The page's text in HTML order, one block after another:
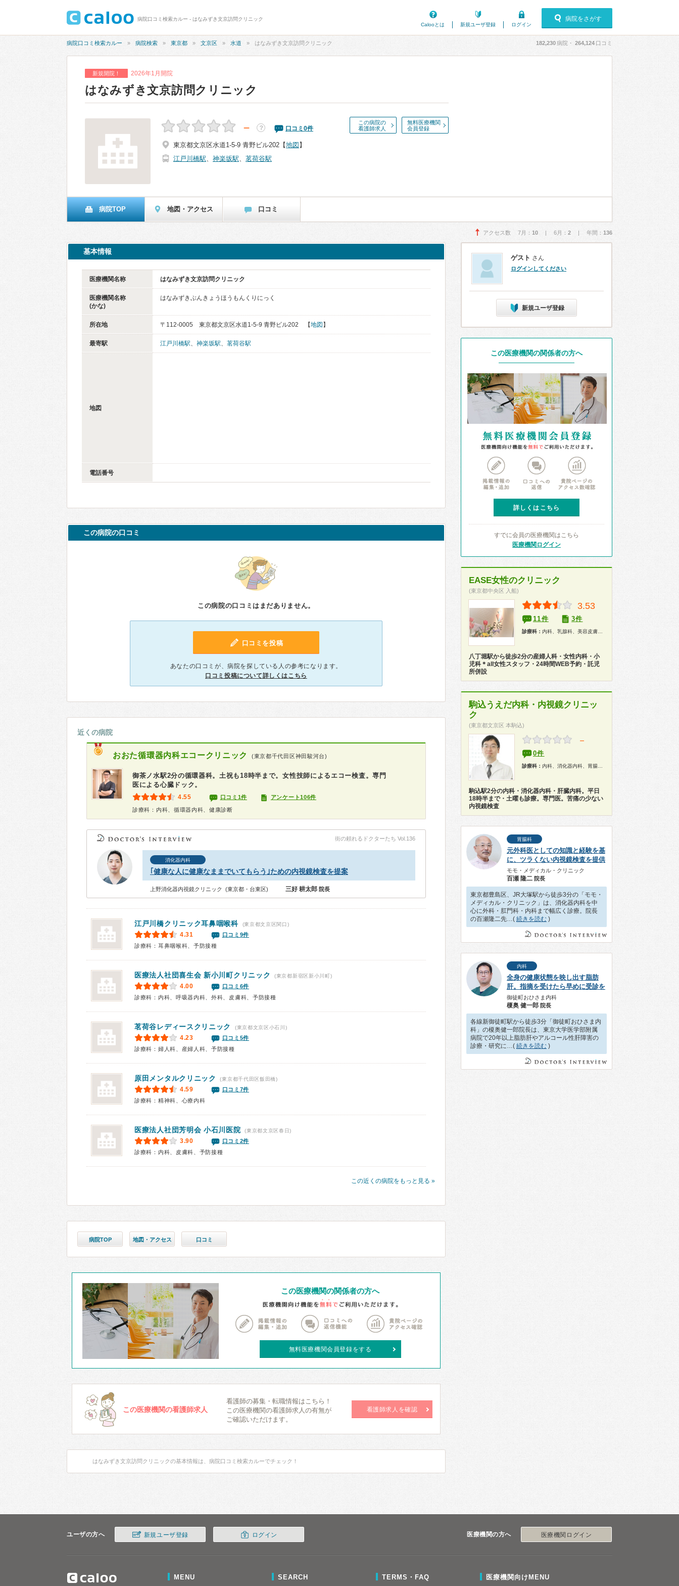
病院口コミ検索カルー - はなみずき文京訪問クリニック
Calooとは
新規ユーザ登録 ログイン
病院をさがす
病院口コミ検索カルー 病院検索 東京都 文京区 水道 はなみずき文京訪問クリニック 182,230病院・ 264,124 口コミ
新規開院！ 2026年1月開院
はなみずき文京訪問クリニック
この病院の
看護師求人
無料医療機関
会員登録
－ ？ 口コミ 0件
東京都文京区水道1-5-9 青野ビル202 【地図 】
江戸川橋駅、 神楽坂駅、 茗荷谷駅
病院TOP 地図・アクセス 口コミ
アクセス数 7月： 10 | 6月： 2 | 年間： 136
基本情報
医療機関名称 はなみずき文京訪問クリニック
医療機関名称
(かな)
はなみずきぶんきょうほうもんくりにっく
所在地 〒112-0005 東京都文京区水道1-5-9 青野ビル202 【地図 】
最寄駅 江戸川橋駅、 神楽坂駅、 茗荷谷駅
地図
電話番号
この病院の口コミ
この病院の口コミはまだありません。
口コミを投稿
あなたの口コミが、病院を探している人の参考になります。
口コミ投稿について詳しくはこちら
近くの病院
おおた循環器内科エコークリニック (東京都千代田区神田駿河台)
御茶ノ水駅2分の循環器科。土祝も18時半まで。女性技師によるエコー検査。専門
医による心臓ドック。
4.55 口コミ1件 アンケート106件
診療科：内科、循環器内科、健康診断
街の頼れるドクターたち Vol.136
消化器内科
｢健康な人に健康なままでいてもらう｣ための内視鏡検査を提案
上野消化器内視鏡クリニック (東京都・台東区) 三好 耕太郎 院長
江戸川橋クリニック耳鼻咽喉科 (東京都文京区関口)
4.31
口コミ9件
診療科：耳鼻咽喉科、予防接種
医療法人社団喜生会 新小川町クリニック (東京都新宿区新小川町)
4.00
口コミ6件
診療科：内科、呼吸器内科、外科、皮膚科、予防接種
茗荷谷レディースクリニック (東京都文京区小石川)
4.23
口コミ5件
診療科：婦人科、産婦人科、予防接種
原田メンタルクリニック (東京都千代田区飯田橋)
4.59
口コミ7件
診療科：精神科、心療内科
医療法人社団芳明会 小石川医院 (東京都文京区春日)
3.90
口コミ2件
診療科：内科、皮膚科、予防接種
この近くの病院をもっと見る »
病院TOP 地図・アクセス 口コミ
この医療機関の関係者の方へ
無料医療機関会員登録をする
この医療機関の看護師求人
看護師の募集・転職情報はこちら！
この医療機関の看護師求人の有無が
ご確認いただけます。
看護師求人を確認
はなみずき文京訪問クリニックの基本情報は、病院口コミ検索カルーでチェック！
ゲスト さん
ログインしてください
新規ユーザ登録
この医療機関の関係者の方へ
詳しくはこちら
すでに会員の医療機関はこちら
医療機関ログイン
EASE女性のクリニック
(東京都中央区 入船)
3.53
11件 3件
診療科： 内科、乳腺科、美容皮膚科、婦人科、産婦人科、小児科、漢方、人間ドック
八丁堀駅から徒歩2分の産婦人科・女性内科・小
児科＊all女性スタッフ・24時間WEB予約・託児
所併設
駒込うえだ内科・内視鏡クリニッ
ク
(東京都文京区 本駒込)
－
0件
診療科： 内科、消化器内科、胃腸科、内視鏡、健康診断、人間ドック
駒込駅2分の内科・消化器内科・肝臓内科。平日
18時半まで・土曜も診療。専門医。苦痛の少ない
内視鏡検査
胃腸科
元外科医としての知識と経験を基
に、ツラくない内視鏡検査を提供
モモ・メディカル・クリニック
百瀬 隆二 院長
東京都豊島区、JR大塚駅から徒歩3分の「モモ・
メディカル・クリニック」は、消化器内科を中
心に外科・肛門科・内科まで幅広く診療。院長
の百瀬隆二先…( 続きを読む )
内科
全身の健康状態を映し出す脂肪
肝。指摘を受けたら早めに受診を
御徒町おひさま内科
榎奥 健一郎 院長
各線新御徒町駅から徒歩3分「御徒町おひさま内
科」の榎奥健一郎院長は、東京大学医学部附属
病院で20年以上脂肪肝やアルコール性肝障害の
診療・研究に…( 続きを読む )
ユーザの方へ 新規ユーザ登録 ログイン 医療機関の方へ 医療機関ログイン
MENU SEARCH TERMS・FAQ 医療機関向けMENU